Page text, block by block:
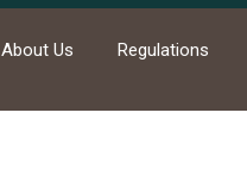
About Us Regulations